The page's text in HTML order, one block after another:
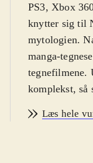
PS3, Xbox
knytter sig til
mytologien.
manga-
tegnefilmene.
komplekst, så
udskejelser, er
Læs hele